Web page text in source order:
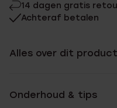
14 dagen gratis
Achteraf betalen
Alles over dit product
Onderhoud & tips